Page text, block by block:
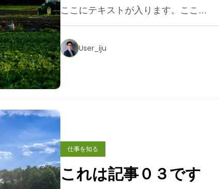
ここにテキストが入ります。ここ…
User_iju
仕事を知る
これは記事０３です